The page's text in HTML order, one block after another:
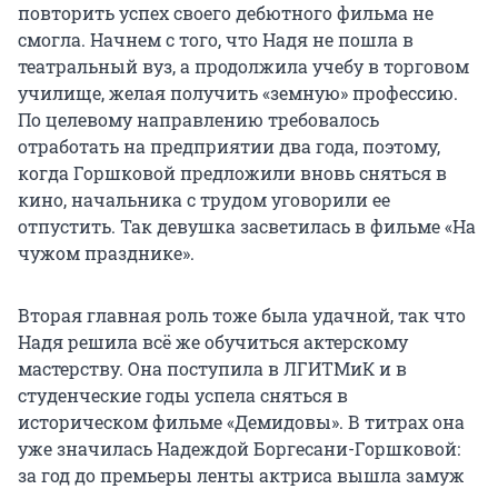
повторить успех своего дебютного фильма не
смогла. Начнем с того, что Надя не пошла в
театральный вуз, а продолжила учебу в торговом
училище, желая получить «земную» профессию.
По целевому направлению требовалось
отработать на предприятии два года, поэтому,
когда Горшковой предложили вновь сняться в
кино, начальника с трудом уговорили ее
отпустить. Так девушка засветилась в фильме «На
чужом празднике».
Вторая главная роль тоже была удачной, так что
Надя решила всё же обучиться актерскому
мастерству. Она поступила в ЛГИТМиК и в
студенческие годы успела сняться в
историческом фильме «Демидовы». В титрах она
уже значилась Надеждой Боргесани-Горшковой:
за год до премьеры ленты актриса вышла замуж